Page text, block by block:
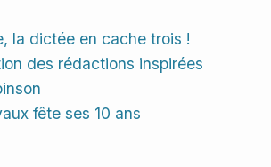
la dictée en cache trois !
des rédactions inspirées
fête ses 10 ans